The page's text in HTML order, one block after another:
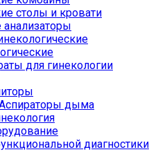
столы и кровати
для гинекологии
дыма
диагностики